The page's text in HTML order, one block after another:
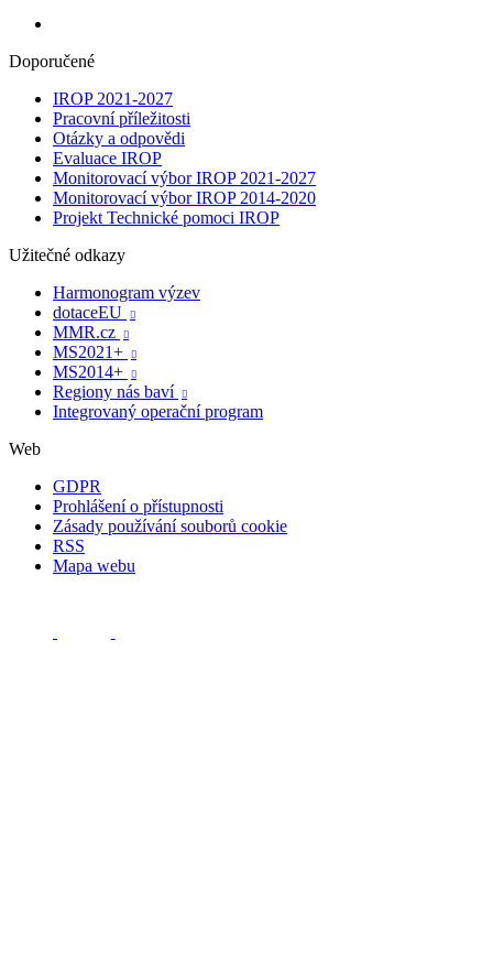
Doporučené
IROP 2021-2027
Pracovní příležitosti
Otázky a odpovědi
Evaluace IROP
Monitorovací výbor IROP 2021-2027
Monitorovací výbor IROP 2014-2020
Projekt Technické pomoci IROP
Užitečné odkazy
Harmonogram výzev
dotaceEU

MMR.cz 
MS2021+ 
MS2014+ 
Regiony nás baví 
Integrovaný operační program
Web
GDPR
Prohlášení o přístupnosti
Zásady používání souborů cookie
RSS
Mapa webu